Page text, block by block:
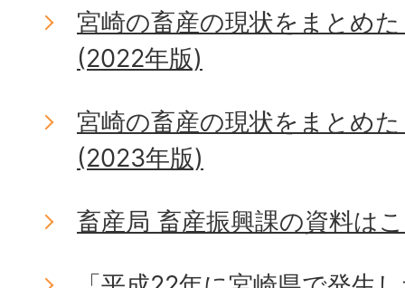
宮崎の畜産の現状をまとめ
(2022年版)
宮崎の畜産の現状をまとめ
(2023年版)
畜産局 畜産振興課の資料は